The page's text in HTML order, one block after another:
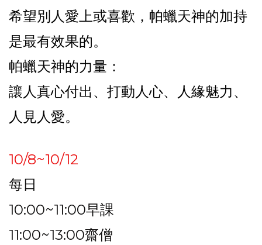
希望別人愛上或喜歡，帕蠟天神的加持
是最有效果的。
帕蠟天神的力量：
讓人真心付出、打動人心、人緣魅力、
人見人愛。
10/8~10/12
每日
10:00~11:00早課
11:00~13:00齋僧